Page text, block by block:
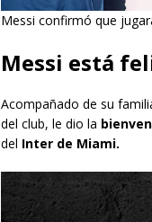
Messi confirmó que
Messi está
Acompañado de su
del club, le dio la
del Inter de Miami.